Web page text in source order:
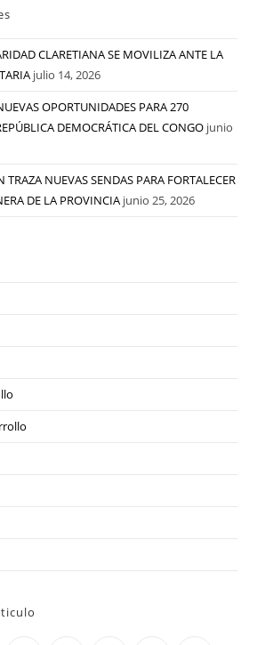
CLARETIANA SE MOVILIZA ANTE LA
julio 14, 2026
OPORTUNIDADES PARA 270
DEMOCRÁTICA DEL CONGO junio
NUEVAS SENDAS PARA FORTALECER
DE LA PROVINCIA junio 25, 2026